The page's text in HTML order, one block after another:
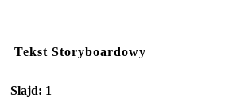
Tekst Storyboardowy
Slajd: 1